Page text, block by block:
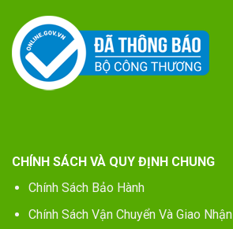
CHÍNH SÁCH VÀ QUY ĐỊNH CHUNG
Chính Sách Bảo Hành
Chính Sách Vận Chuyển Và Giao Nhận